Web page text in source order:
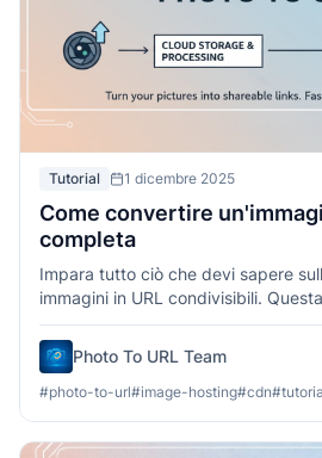
Tutorial 1 dicembre 2025
Come convertire
completa
Impara tutto ciò che devi sapere
immagini in URL condivisibili.
copre metodi, best practice e
di immagini e la condivisione di link.
Photo To URL Team
#photo-to-url#image-hosting#cdn#